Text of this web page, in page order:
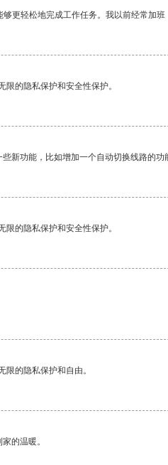
更轻松地完成工作任务。我以前经常加
的隐私保护和安全性保护。
新功能，比如增加一个自动切换线路的功
的隐私保护和安全性保护。
的隐私保护和自由。
的温暖。